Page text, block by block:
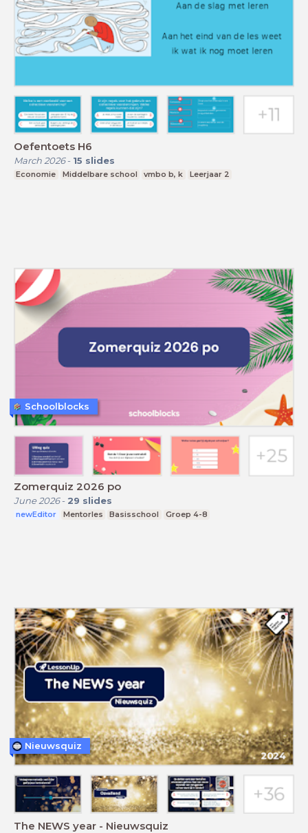
Oefentoets H6
March 2026- 15 slides
Economie Middelbare school vmbo b, k Leerjaar 2
Zomerquiz 2026 po
June 2026- 29 slides
newEditor Mentorles Basisschool Groep 4-8
Schoolblocks
The NEWS year - Nieuwsquiz
Nieuwsquiz